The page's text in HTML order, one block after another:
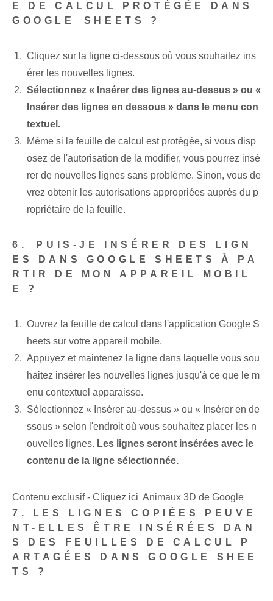
E DE CALCUL PROTÉGÉE DANS
GOOGLE ⁤SHEETS ?
Cliquez sur la ⁤ligne ⁢ci-dessous où vous souhaitez ins
érer les nouvelles lignes.
Sélectionnez « Insérer des lignes au-dessus » ou «
Insérer des lignes en dessous » dans le menu con
textuel.
Même si la feuille de calcul est protégée, si vous disp
osez de l'autorisation de la modifier, vous pourrez insé
rer de nouvelles lignes sans problème. Sinon, vous de
vrez obtenir les autorisations appropriées auprès du p
ropriétaire de la feuille.
6.⁢ PUIS-JE INSÉRER DES LIGN
ES DANS GOOGLE SHEETS À PA
RTIR DE MON APPAREIL MOBIL
E ?
Ouvrez la feuille de calcul dans l'application Google S
heets sur votre appareil mobile.
Appuyez et maintenez la ligne dans laquelle vous sou
haitez insérer les nouvelles lignes jusqu'à ce que le m
enu contextuel apparaisse.
Sélectionnez⁣ « Insérer au-dessus » ou « Insérer en de
ssous » selon l'endroit où vous souhaitez placer les n
ouvelles lignes. Les lignes seront insérées avec le
contenu de la ligne sélectionnée.
Contenu exclusif - Cliquez ici Animaux 3D de Google
7. LES LIGNES COPIÉES PEUVE
NT-ELLES ÊTRE INSÉRÉES DAN
S DES FEUILLES DE CALCUL P
ARTAGÉES DANS GOOGLE SHEE
TS ?